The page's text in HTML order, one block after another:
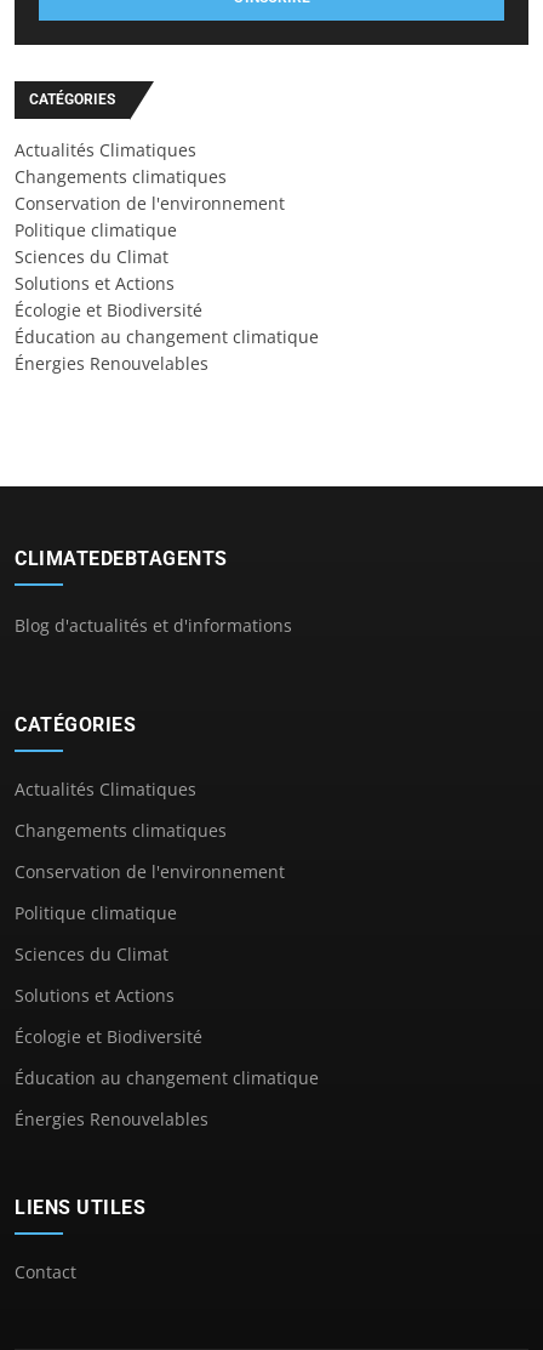
CATÉGORIES
Actualités Climatiques
Changements climatiques
Conservation de l'environnement
Politique climatique
Sciences du Climat
Solutions et Actions
Écologie et Biodiversité
Éducation au changement climatique
Énergies Renouvelables
CLIMATEDEBTAGENTS
Blog d'actualités et d'informations
CATÉGORIES
Actualités Climatiques
Changements climatiques
Conservation de l'environnement
Politique climatique
Sciences du Climat
Solutions et Actions
Écologie et Biodiversité
Éducation au changement climatique
Énergies Renouvelables
LIENS UTILES
Contact